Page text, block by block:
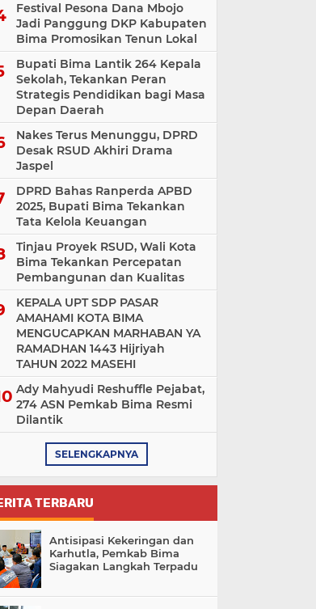
Festival Pesona Dana Mbojo
Jadi Panggung DKP Kabupaten
Bima Promosikan Tenun Lokal
Bupati Bima Lantik 264 Kepala
Sekolah, Tekankan Peran
Strategis Pendidikan bagi Masa
Depan Daerah
Nakes Terus Menunggu, DPRD
Desak RSUD Akhiri Drama
Jaspel
DPRD Bahas Ranperda APBD
2025, Bupati Bima Tekankan
Tata Kelola Keuangan
Tinjau Proyek RSUD, Wali Kota
Bima Tekankan Percepatan
Pembangunan dan Kualitas
KEPALA UPT SDP PASAR
AMAHAMI KOTA BIMA
MENGUCAPKAN MARHABAN YA
RAMADHAN 1443 Hijriyah
TAHUN 2022 MASEHI
Ady Mahyudi Reshuffle Pejabat,
274 ASN Pemkab Bima Resmi
Dilantik
SELENGKAPNYA
TERBARU
Antisipasi Kekeringan dan
Karhutla, Pemkab Bima
Siagakan Langkah Terpadu